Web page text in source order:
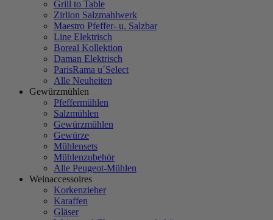
Grill to Table
Zirlion Salzmahlwerk
Maestro Pfeffer- u. Salzbar
Line Elektrisch
Boreal Kollektion
Daman Elektrisch
ParisRama u´Select
Alle Neuheiten
Gewürzmühlen
Pfeffermühlen
Salzmühlen
Gewürzmühlen
Gewürze
Mühlensets
Mühlenzubehör
Alle Peugeot-Mühlen
Weinaccessoires
Korkenzieher
Karaffen
Gläser